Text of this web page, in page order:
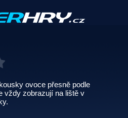
ovoce přesně podle
vždy zobrazují na liště v